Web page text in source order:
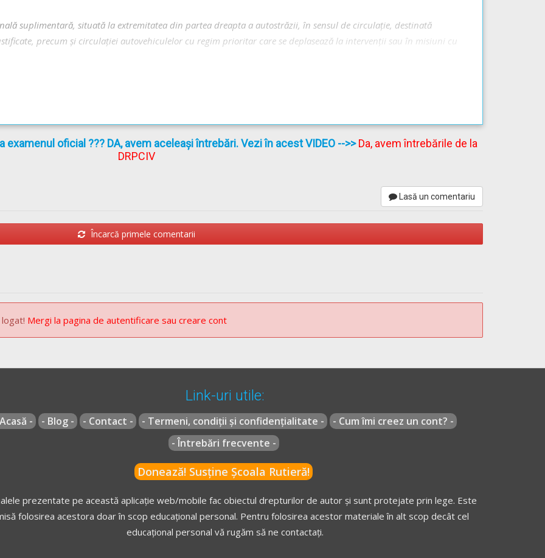
suplimentară, situată la extremitatea din partea dreapta a autostrăzii, în sensul de circulație, destinată
precum și circulației autovehiculelor cu regim prioritar care se deplasează la intervenții sau în misiuni cu
folosind banda de intrare (de accelerare) trebuie să cedeze trecerea autovehiculelor care circulă pe
în niciun fel circulaţia acestora.
195/2002actualizat (Regulamentul codului rutier)
oficial ??? DA, avem aceleași întrebări. Vezi în acest VIDEO -->>Da, avem întrebările de la
DRPCIV
Lasă un comentariu
Încarcă primele comentarii
Mergi la pagina de autentificare sau creare cont
Link-uri utile:
- - Blog - - Contact - - Termeni, condiții și confidențialitate -
- Cum îmi creez un cont? -
- Întrebări frecvente -
Donează! Susține Școala Rutieră!
prezentate pe această aplicație web/mobile fac obiectul drepturilor de autor și sunt protejate prin lege. Este
folosirea acestora doar în scop educațional personal. Pentru folosirea acestor materiale în alt scop decât cel
educațional personal vă rugăm să ne contactați.